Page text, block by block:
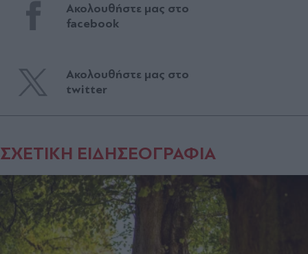
Ακολουθήστε μας στο
facebook
Ακολουθήστε μας στο
twitter
ΣΧΕΤΙΚΗ ΕΙΔΗΣΕΟΓΡΑΦΙΑ